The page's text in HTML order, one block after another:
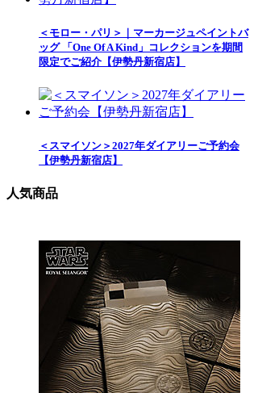
＜モロー・パリ＞｜マーカージュペイントバ
ッグ 「One Of A Kind」コレクションを期間
限定でご紹介【伊勢丹新宿店】
＜スマイソン＞2027年ダイアリーご予約会
【伊勢丹新宿店】
人気商品